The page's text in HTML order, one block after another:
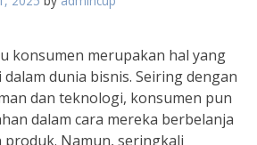
konsumen merupakan hal yang
dunia bisnis. Seiring dengan
dan teknologi, konsumen pun
dalam cara mereka berbelanja
Namun, seringkali